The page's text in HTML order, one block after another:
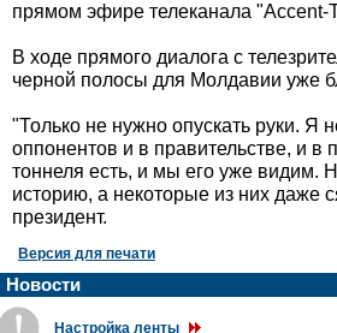
прямом эфире телеканала "Accent-
В ходе прямого диалога с
черной полосы для Молдавии уже
"Только не нужно опускать руки. Я
оппонентов и в правительстве, и в
тоннеля есть, и мы его уже видим.
историю, а некоторые из них даже
президент.
Версия для печати
Новости
Настройка ленты